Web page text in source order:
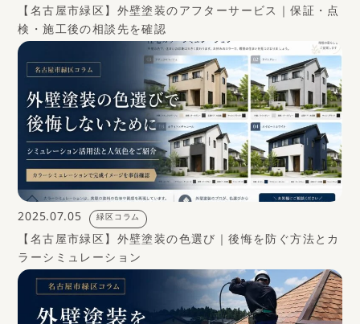
【名古屋市緑区】外壁塗装のアフターサービス｜保証・点
検・施工後の相談先を確認
2025.07.05 緑区コラム
【名古屋市緑区】外壁塗装の色選び｜後悔を防ぐ方法とカ
ラーシミュレーション